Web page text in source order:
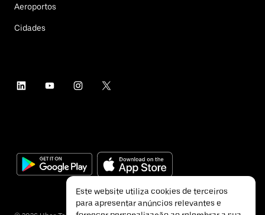
Aeroportos
Cidades
Este website utiliza cookies de terceiros
para apresentar anúncios relevantes e